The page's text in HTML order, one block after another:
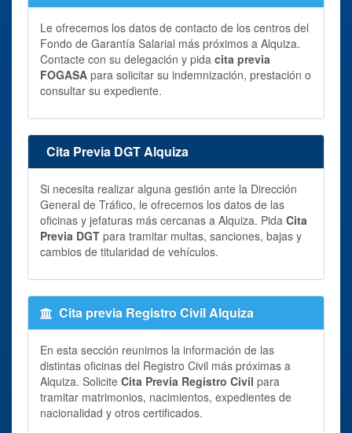
Le ofrecemos los datos de contacto de los centros del
Fondo de Garantía Salarial más próximos a Alquiza.
Contacte con su delegación y pida cita previa
FOGASA para solicitar su indemnización, prestación o
consultar su expediente.
Cita Previa DGT Alquiza
Si necesita realizar alguna gestión ante la Dirección
General de Tráfico, le ofrecemos los datos de las
oficinas y jefaturas más cercanas a Alquiza. Pida Cita
Previa DGT para tramitar multas, sanciones, bajas y
cambios de titularidad de vehículos.
Cita previa Registro Civil Alquiza
En esta sección reunimos la información de las
distintas oficinas del Registro Civil más próximas a
Alquiza. Solicite Cita Previa Registro Civil para
tramitar matrimonios, nacimientos, expedientes de
nacionalidad y otros certificados.